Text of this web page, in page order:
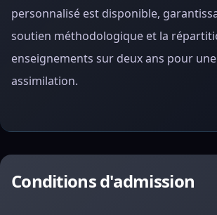
personnalisé est disponible,
soutien méthodologique et la
enseignements sur deux ans pour
assimilation.
Conditions d'admission